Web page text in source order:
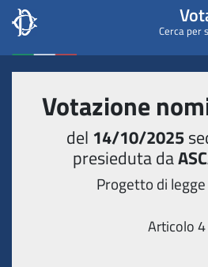
Camera deiCerca per
Votazione
del 14/10/2025
presieduta da
Progetto di
Articolo 4